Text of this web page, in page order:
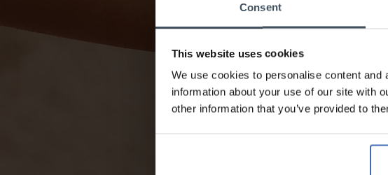
Consent
This website uses cookies
We use cookies to personalise content
information about your use of our site with
other information that you’ve provided to